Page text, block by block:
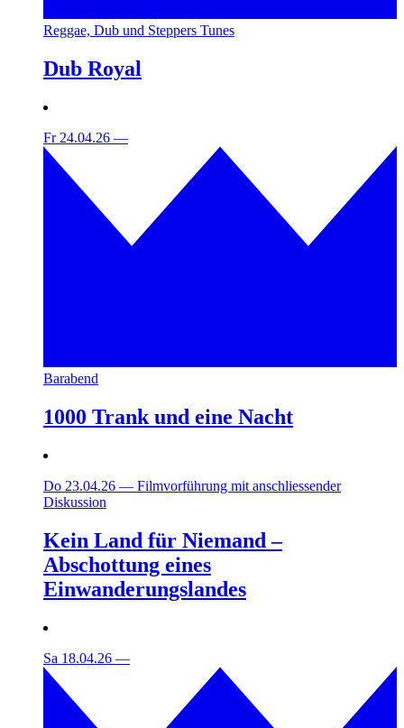
Reggae, Dub und Steppers Tunes
Dub Royal
Fr 24.04.26 —
Barabend
1000 Trank und eine Nacht
Do 23.04.26 — Filmvorführung mit anschliessender
Diskussion
Kein Land für Niemand –
Abschottung eines
Einwanderungslandes
Sa 18.04.26 —